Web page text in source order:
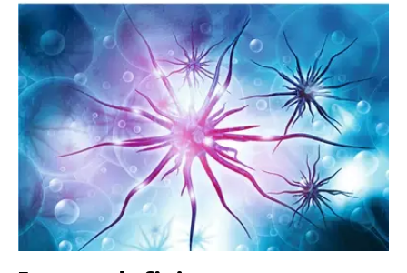
Provider /
Doména
Vyprší
CookieScriptConsent
CookieScript
www.grada.cz
1 měsíc
Tento soubor
cookie
používá
služba
Cookie-
Script.com k
zapamatování
předvoleb
souhlasu se
soubory
cookie
návštěvníků.
Je nutné, aby
banner
cookie
Cookie-
Script.com